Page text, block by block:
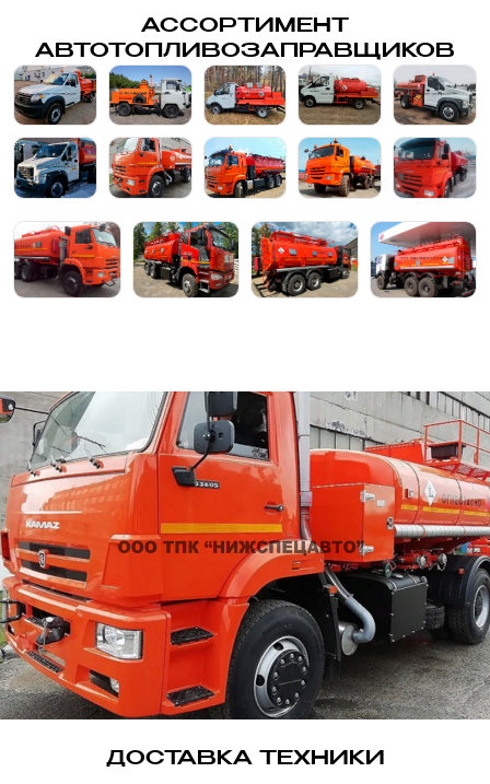
АССОРТИМЕНТ
АВТОТОПЛИВОЗАПРАВЩИКОВ
ДОСТАВКА ТЕХНИКИ